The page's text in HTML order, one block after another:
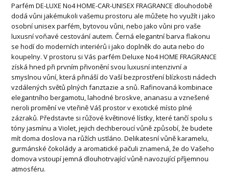
Parfém DE-LUXE No4 HOME-CAR-UNISEX FRAGRANCE dlouhodobě
dodá vůni jakémukoli vašemu prostoru ale můžete ho využít i jako
osobní unisex parfém, bytovou vůni, nebo jako vůni pro vaše
luxusní voňavé cestování autem. Černá elegantní barva flakonu
se hodí do moderních interiérů i jako doplněk do auta nebo do
koupelny. V prostoru si Vás parfém Deluxe No4 HOME FRAGRANCE
získá hned při prvním přivonění svou luxusní intenzivní a
smyslnou vůní, která přináší do Vaší bezprostření blízkosti nádech
vzdálených světů plných fanztazie a snů. Rafinovaná kombinace
elegantního bergamotu, lahodné broskve, ananasu a vznešené
neroli promění ve vteřině Váš prostor v exotické místo plné
zázraků. Představte si růžové květinové lístky, které tančí spolu s
tóny jasmínu a Violet, jejich dechberoucí vůně způsobí, že budete
mít doma doslova na růžích ustláno. Delikatesní vůně karamelu,
gurmánské čokolády a aromatické pačuli znamená, že do Vašeho
domova vstoupí jemná dlouhotrvající vůně navozující příjemnou
atmosféru.